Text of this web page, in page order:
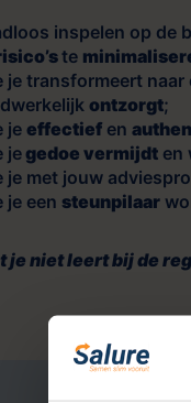
inspelen op de
te
je transformeert
ontzorgt;
je effectief en
jegedoe vermijdt en
je met jouw
je een steunpilaar
je niet leert bij de